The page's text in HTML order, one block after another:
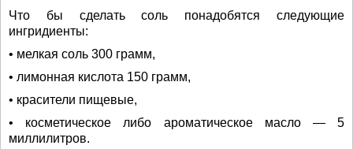
Что бы сделать соль понадобятся следующие
ингридиенты:
• мелкая соль 300 грамм,
• лимонная кислота 150 грамм,
• красители пищевые,
• косметическое либо ароматическое масло — 5
миллилитров.